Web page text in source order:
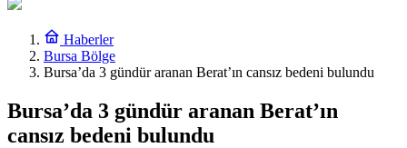
Haberler
Bursa Bölge
Bursa’da 3 gündür aranan Berat’ın cansız bedeni bulundu
Bursa’da 3 gündür aranan Berat’ın
cansız bedeni bulundu